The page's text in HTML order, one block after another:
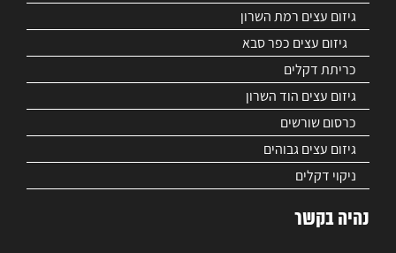
גיזום עצים רמת השרון
גיזום עצים כפר סבא
כריתת דקלים
גיזום עצים הוד השרון
כרסום שורשים
גיזום עצים גבוהים
ניקוי דקלים
נהיה בקשר